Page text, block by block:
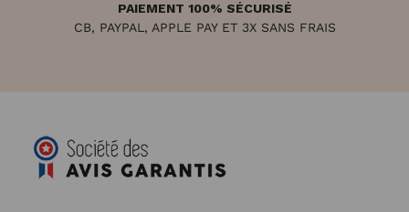
PAIEMENT 100% SÉCURISÉ
CB, PAYPAL, APPLE PAY ET 3X SANS FRAIS